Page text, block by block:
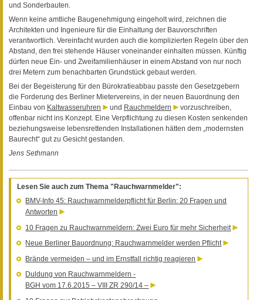
und Sonderbauten.
Wenn keine amtliche Baugenehmigung eingeholt wird, zeichnen die
Architekten und Ingenieure für die Einhaltung der Bauvorschriften
verantwortlich. Vereinfacht wurden auch die komplizierten Regeln über den
Abstand, den frei stehende Häuser voneinander einhalten müssen. Künftig
dürfen neue Ein- und Zweifamilienhäuser in einem Abstand von nur noch
drei Metern zum benachbarten Grundstück gebaut werden.
Bei der Begeisterung für den Bürokratieabbau passte den Gesetzgebern
die Forderung des Berliner Mietervereins, in der neuen Bauordnung den
Einbau von Kaltwasseruhren und Rauchmeldern
vorzuschreiben,
offenbar nicht ins Konzept. Eine Verpflichtung zu diesen Kosten senkenden
beziehungsweise lebensrettenden Installationen hätten dem „modernsten
Baurecht“ gut zu Gesicht gestanden.
Jens Sethmann
Lesen Sie auch zum Thema "Rauchwarnmelder":
BMV-Info 45: Rauchwarnmelderpflicht für Berlin: 20 Fragen und
Antworten
10 Fragen zu Rauchwarnmeldern: Zwei Euro für mehr Sicherheit
Neue Berliner Bauordnung: Rauchwarnmelder werden Pflicht
Brände vermeiden – und im Ernstfall richtig reagieren
Duldung von Rauchwarnmeldern -
BGH vom 17.6.2015 – VIII ZR 290/14 –